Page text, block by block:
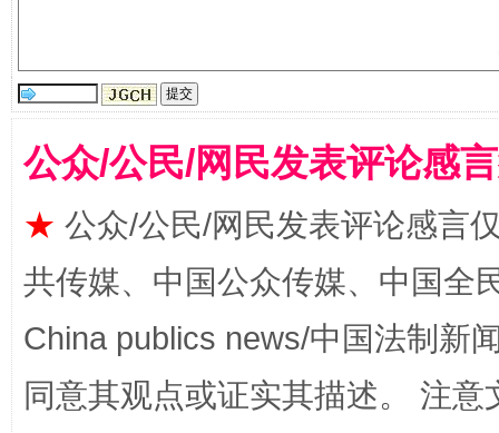
全民健身五年计划来了！等你上场
公众/公民/网民发表评论感
★ 公众/公民/网民发表评论感言
共传媒、中国公众传媒、中国全
China publics news/中国法制新
同意其观点或证实其描述。 注